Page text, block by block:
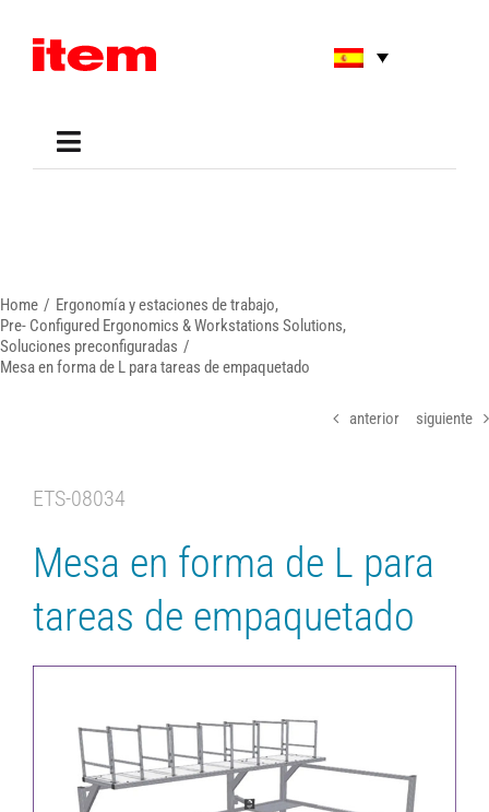
content
Toggle
Support
Home
Ergonomía y estaciones de trabajo
Pre- Configured Ergonomics & Workstations Solutions
Soluciones preconfiguradas
Mesa en forma de L para tareas de empaquetado
anterior siguiente
ETS-08034
Mesa en forma de L para
tareas de empaquetado